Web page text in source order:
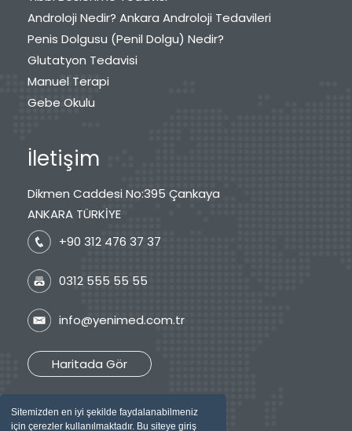
Sitemizden en iyi şekilde faydalanabilmeniz
için çerezler kullanılmaktadır. Bu siteye giriş
Androloji Nedir? Ankara Androloji Tedavileri
Penis Dolgusu (Penil Dolgu) Nedir?
Glutatyon Tedavisi
Manuel Terapi
Gebe Okulu
İletişim
Dikmen Caddesi No:395 Çankaya
ANKARA TÜRKİYE
+90 312 476 37 37
0312 555 55 55
info@yenimed.com.tr
Haritada Gör